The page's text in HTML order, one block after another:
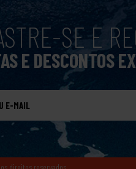
SE E
E DESCONTOS
direitos reservados